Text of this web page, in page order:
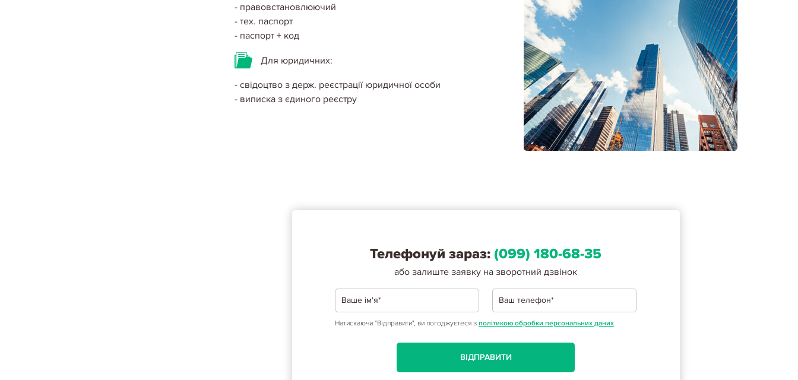
- правовстановлюючий
- тех. паспорт
- паспорт + код
Для юридичних:
- свідоцтво з держ. реєстрації юридичної особи
- виписка з єдиного реєстру
Телефонуй зараз: (099) 180-68-35
або залиште заявку на зворотний дзвінок
Натискаючи "Відправити", ви погоджуєтеся з політикою обробки персональних даних
ВІДПРАВИТИ